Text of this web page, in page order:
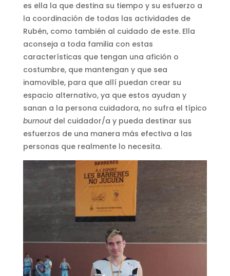
es ella la que destina su tiempo y su esfuerzo a
la coordinación de todas las actividades de
Rubén, como también al cuidado de este. Ella
aconseja a toda familia con estas
características que tengan una afición o
costumbre, que mantengan y que sea
inamovible, para que allí puedan crear su
espacio alternativo, ya que estos ayudan y
sanan a la persona cuidadora, no sufra el típico
burnoutdel cuidador/a y pueda destinar sus
esfuerzos de una manera más efectiva a las
personas que realmente lo necesita.